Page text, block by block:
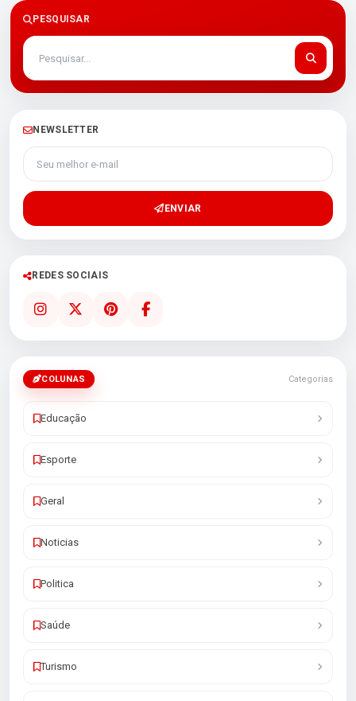
PESQUISAR
NEWSLETTER
Seu melhor e-mail
ENVIAR
REDES SOCIAIS
COLUNAS Categorias
Educação
Esporte
Geral
Noticias
Politica
Saúde
Turismo